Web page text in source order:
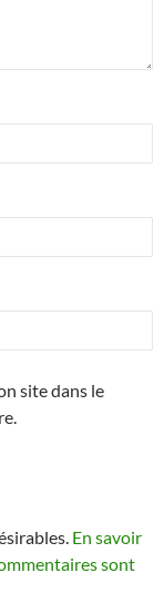
site dans le
En savoir
sont